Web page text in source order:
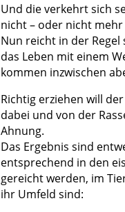
Und die verkehrt sich
nicht – oder nicht
Nun reicht in der
das Leben mit einem
kommen inzwischen
Richtig erziehen will
dabei und von der
Ahnung.
Das Ergebnis sind
entsprechend in den
gereicht werden, im
ihr Umfeld sind: